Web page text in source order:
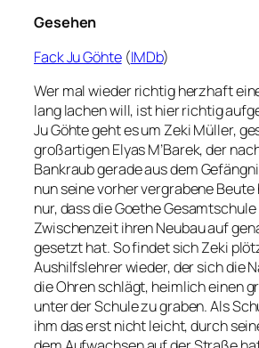
Gesehen
Fack Ju Göhte(IMDb)
Wer mal wieder richtig herzhaft
lang lachen will, ist hier richtig
Ju Göhte geht es um Zeki Müller,
großartigen Elyas M’Barek, der
Bankraub gerade aus dem
nun seine vorher vergrabene Beute
nur, dass die Goethe
Zwischenzeit ihren Neubau auf
gesetzt hat. So findet sich Zeki
Aushilfslehrer wieder, der sich die
die Ohren schlägt, heimlich einen
unter der Schule zu graben. Als
ihm das erst nicht leicht, durch